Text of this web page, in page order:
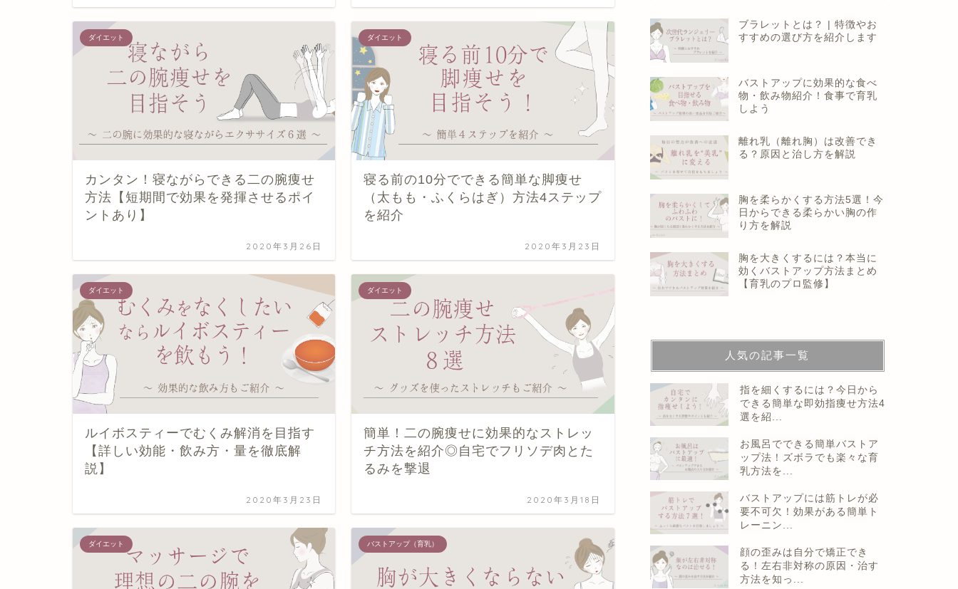
ダイエット
カンタン！寝ながらできる二の腕痩せ
方法【短期間で効果を発揮させるポイ
ントあり】
2020年3月26日
ダイエット
寝る前の10分でできる簡単な脚痩せ
（太もも・ふくらはぎ）方法4ステップ
を紹介
2020年3月23日
ダイエット
ルイボスティーでむくみ解消を目指す
【詳しい効能・飲み方・量を徹底解
説】
2020年3月23日
ダイエット
簡単！二の腕痩せに効果的なストレッ
チ方法を紹介◎自宅でフリソデ肉とた
るみを撃退
2020年3月18日
ダイエット バストアップ（育乳）
ブラレットとは？ | 特徴やお
すすめの選び方を紹介します
バストアップに効果的な食べ
物・飲み物紹介！食事で育乳
しよう
離れ乳（離れ胸）は改善でき
る？原因と治し方を解説
胸を柔らかくする方法5選！今
日からできる柔らかい胸の作
り方を解説
胸を大きくするには？本当に
効くバストアップ方法まとめ
【育乳のプロ監修】
人気の記事一覧
指を細くするには？今日から
できる簡単な即効指痩せ方法4
選を紹...
お風呂でできる簡単バストア
ップ法！ズボラでも楽々な育
乳方法を...
バストアップには筋トレが必
要不可欠！効果がある簡単ト
レーニン...
顔の歪みは自分で矯正でき
る！左右非対称の原因・治す
方法を知っ...